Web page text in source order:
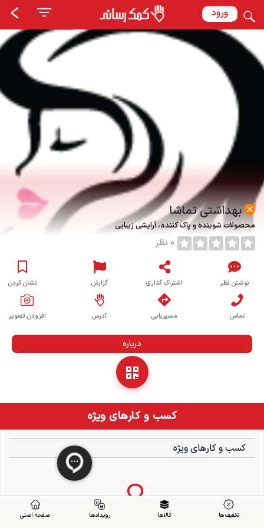
ورود
بهداشتی تماشا
محصولات شوینده و پاک کننده آرایشی زیبایی
0 نظر
نوشتن نظر اشتراک گذاری گزارش نشان کردن
تماس مسیریابی آدرس افزودن تصویر
درباره
کسب و کارهای ویژه
کسب و کارهای ویژه
تخفیف ها کالاها رویدادها صفحه اصلی